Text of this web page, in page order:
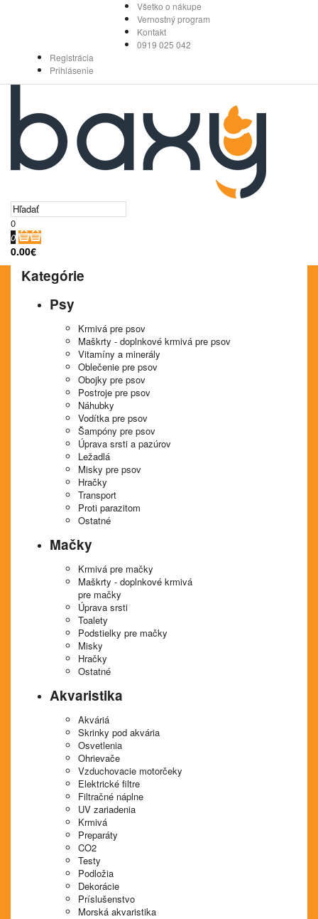
Všetko o nákupe
Vernostný program
Kontakt
0919 025 042
Registrácia
Prihlásenie
0
0
0.00€
Kategórie
Psy
Krmivá pre psov
Maškrty - doplnkové krmivá pre psov
Vitamíny a minerály
Oblečenie pre psov
Obojky pre psov
Postroje pre psov
Náhubky
Vodítka pre psov
Šampóny pre psov
Úprava srsti a pazúrov
Ležadlá
Misky pre psov
Hračky
Transport
Proti parazitom
Ostatné
Mačky
Krmivá pre mačky
Maškrty - doplnkové krmivá
pre mačky
Úprava srsti
Toalety
Podstielky pre mačky
Misky
Hračky
Ostatné
Akvaristika
Akváriá
Skrinky pod akvária
Osvetlenia
Ohrievače
Vzduchovacie motorčeky
Elektrické filtre
Filtračné náplne
UV zariadenia
Krmivá
Preparáty
CO2
Testy
Podložia
Dekorácie
Príslušenstvo
Morská akvaristika